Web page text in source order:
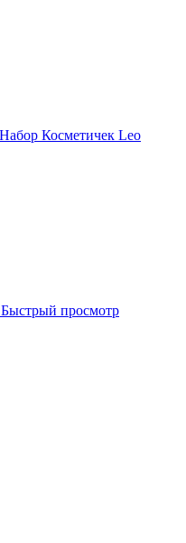
Быстрый просмотр